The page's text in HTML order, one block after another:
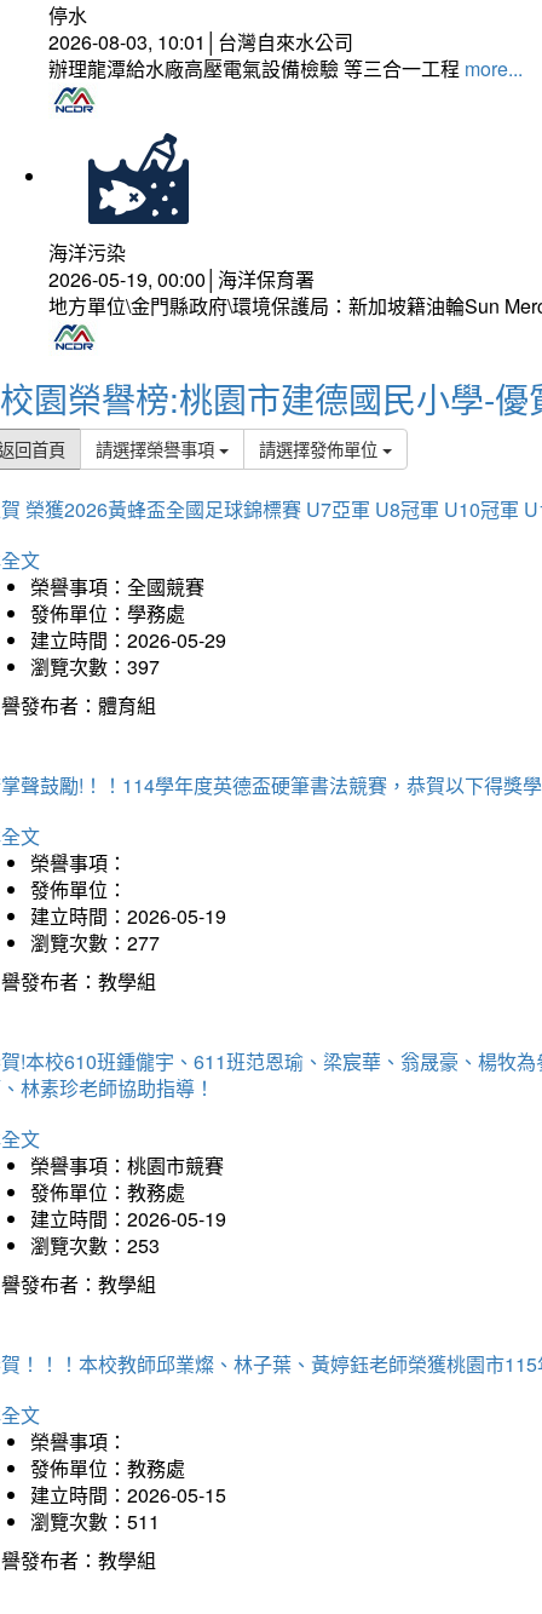
停水
2026-08-03, 10:01│台灣自來水公司
辦理龍潭給水廠高壓電氣設備檢驗 等三合一工程 more...
海洋污染
2026-05-19, 00:00│海洋保育署
地方單位\金門縣政府\環境保護局：新加坡籍油輪Sun
校園榮譽榜:桃園市建德國民小學-優
回首頁 請選擇榮譽事項 請選擇發佈單位
榮獲2026黃蜂盃全國足球錦標賽 U7亞軍 U8冠軍 U10冠軍
文
榮譽事項：全國競賽
發佈單位：學務處
建立時間：2026-05-29
瀏覽次數：397
發布者：體育組
聲鼓勵!！！114學年度英德盃硬筆書法競賽，恭賀以下得獎
文
榮譽事項：
發佈單位：
建立時間：2026-05-19
瀏覽次數：277
發布者：教學組
!本校610班鍾儱宇、611班范恩瑜、梁宸華、翁晟豪、楊牧
林素珍老師協助指導！
文
榮譽事項：桃園市競賽
發佈單位：教務處
建立時間：2026-05-19
瀏覽次數：253
發布者：教學組
！！！本校教師邱業燦、林子葉、黃婷鈺老師榮獲桃園市
文
榮譽事項：
發佈單位：教務處
建立時間：2026-05-15
瀏覽次數：511
發布者：教學組